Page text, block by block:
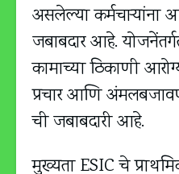
असलेल्या कर्मचाऱ्यांना
जबाबदार आहे.
कामाच्या ठिकाणी
प्रचार आणि
ची जबाबदारी आहे.
मुख्यता ESIC चे